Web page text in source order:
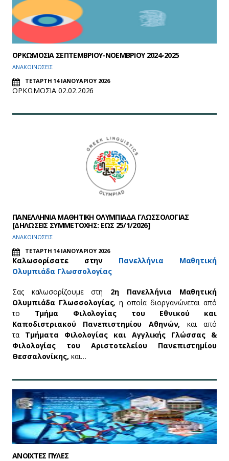
ΟΡΚΩΜΟΣΙΑ ΣΕΠΤΕΜΒΡΙΟΥ-ΝΟΕΜΒΡΙΟΥ 2024-2025
ΑΝΑΚΟΙΝΩΣΕΙΣ
ΤΕΤΑΡΤΗ 14 ΙΑΝΟΥΑΡΙΟΥ 2026
ΟΡΚΩΜΟΣΙΑ 02.02.2026
ΠΑΝΕΛΛΗΝΙΑ ΜΑΘΗΤΙΚΗ ΟΛΥΜΠΙΑΔΑ ΓΛΩΣΣΟΛΟΓΙΑΣ
[ΔΗΛΩΣΕΙΣ ΣΥΜΜΕΤΟΧΗΣ: ΕΩΣ 25/1/2026]
ΑΝΑΚΟΙΝΩΣΕΙΣ
ΤΕΤΑΡΤΗ 14 ΙΑΝΟΥΑΡΙΟΥ 2026
Καλωσορίσατε στην Πανελλήνια Μαθητική
Ολυμπιάδα Γλωσσολογίας
Σας καλωσορίζουμε στη 2η
Πανελλήνια Μαθητική
Ολυμπιάδα Γλωσσολογίας, η οποία διοργανώνεται από
τo Τμήμα Φιλολογίας του Εθνικού και
Καποδιστριακού Πανεπιστημίου Αθηνών, και από
ταΤμήματα Φιλολογίας και Αγγλικής Γλώσσας &
Φιλολογίας του Αριστοτελείου Πανεπιστημίου
Θεσσαλονίκης, και…
ΑΝΟΙΧΤΕΣ ΠΥΛΕΣ